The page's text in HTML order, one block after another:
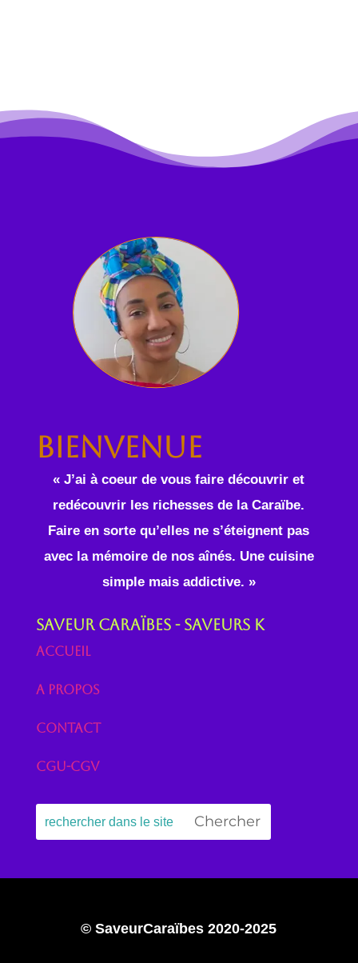
Bienvenue
« J’ai à coeur de vous faire découvrir et
redécouvrir les richesses de la Caraïbe.
Faire en sorte qu’elles ne s’éteignent pas
avec la mémoire de nos aînés. Une cuisine
simple mais addictive. »
Saveur Caraïbes - Saveurs K
Accueil
A propos
Contact
CGU-CGV
© SaveurCaraïbes 2020-2025